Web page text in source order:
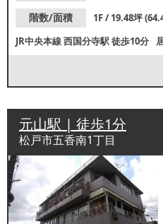
階数/面積
1F / 19.48坪
JR中央本線西国分寺駅徒歩10分
元山駅 | 徒歩1分
松戸市五香南1丁目